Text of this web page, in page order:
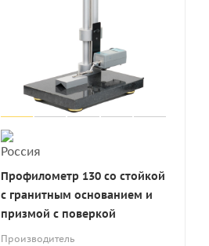
Профилометр 130 со стойкой
с гранитным основанием и
призмой с поверкой
Производитель